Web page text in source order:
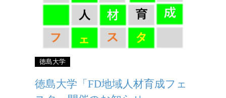
徳島大学
徳島大学「FD地域人材育成フェ